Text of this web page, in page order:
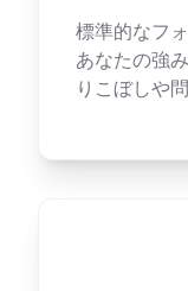
標準的なフ
あなたの強
りこぼしや